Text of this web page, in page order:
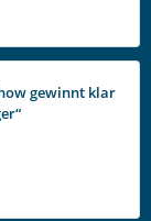
gewinnt klar